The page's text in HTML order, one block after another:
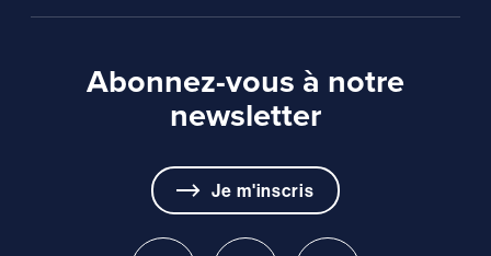
Abonnez-vous à notre
newsletter
Je m'inscris